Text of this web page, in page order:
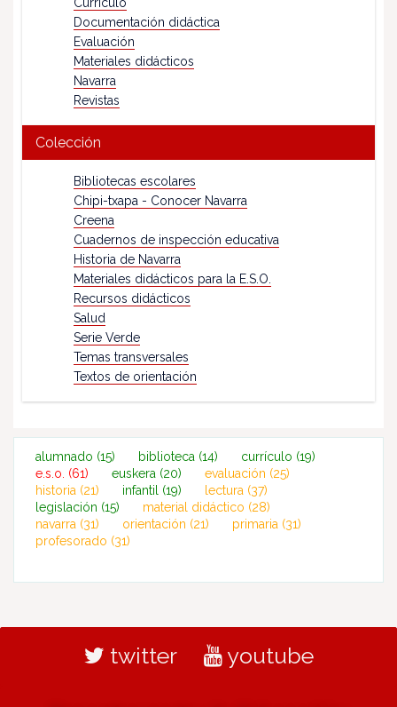
Documentación didáctica
Evaluación
Materiales didácticos
Navarra
Revistas
Colección
Bibliotecas escolares
Chipi-txapa - Conocer Navarra
Creena
Cuadernos de inspección educativa
Historia de Navarra
Materiales didácticos para la E.S.O.
Recursos didácticos
Salud
Serie Verde
Temas transversales
Textos de orientación
alumnado (15) biblioteca (14) currículo (19)
e.s.o. (61) euskera (20) evaluación (25)
historia (21) infantil (19) lectura (37)
legislación (15) material didáctico (28)
navarra (31) orientación (21) primaria (31)
profesorado (31)
twitter youtube